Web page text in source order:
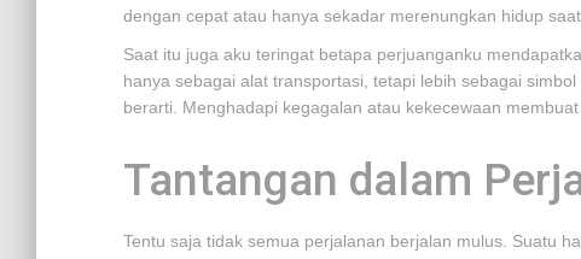
dengan cepat atau hanya sekadar merenungkan hidup
Saat itu juga aku teringat betapa perjuanganku
hanya sebagai alat transportasi, tetapi lebih sebagai
berarti. Menghadapi kegagalan atau kekecewaan
Tantangan dalam
Tentu saja tidak semua perjalanan berjalan mulus. Suatu